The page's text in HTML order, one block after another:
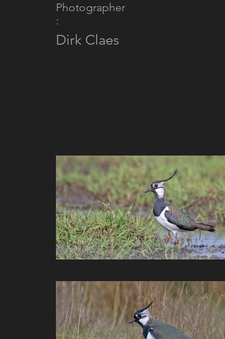
Photographer
:
Dirk Claes